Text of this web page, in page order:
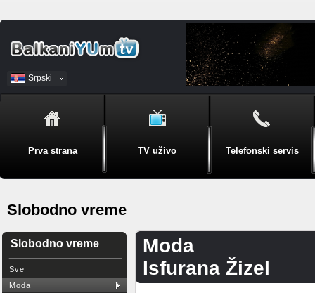
Srpski
BiH
Prva strana TV uživo Telefonski servis
Slobodno vreme
Slobodno vreme
Sve
Moda
Moda
Isfurana Žizel